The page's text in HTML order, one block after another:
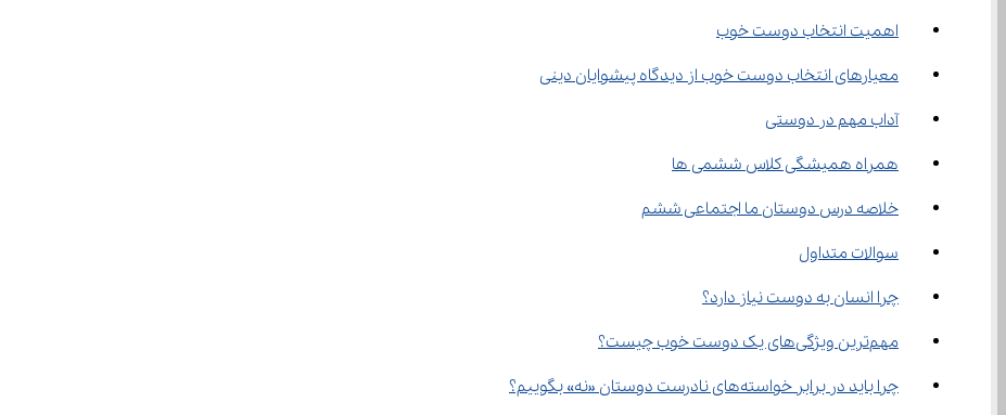
اهمیت انتخاب دوست خوب
معیارهای انتخاب دوست خوب از دیدگاه پیشوایان دینی
آداب مهم در دوستی
همراه همیشگی کلاس ششمی ها
خلاصه درس دوستان ما اجتماعی ششم
سوالات متداول
چرا انسان به دوست نیاز دارد؟
مهم‌ترین ویژگی‌های یک دوست خوب چیست؟
چرا باید در برابر خواسته‌های نادرست دوستان «نه» بگوییم؟